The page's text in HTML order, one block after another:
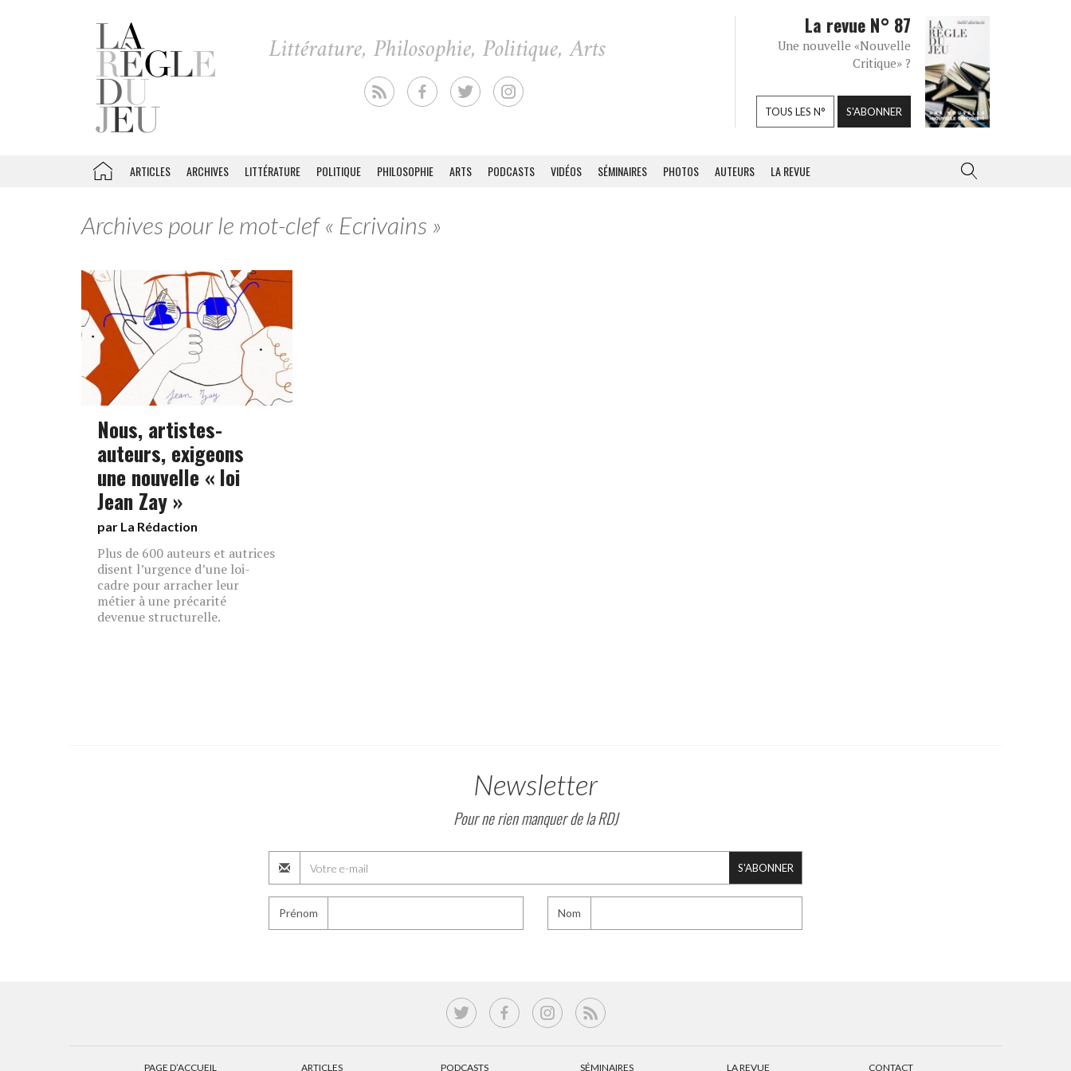
La revue N° 87
Une nouvelle «Nouvelle
Critique» ?
TOUS LES N° S'ABONNER
ARTICLES ARCHIVES LITTÉRATURE POLITIQUE PHILOSOPHIE ARTS PODCASTS VIDÉOS SÉMINAIRES PHOTOS AUTEURS LA REVUE
Archives pour le mot-clef « Ecrivains »
Nous, artistes-
auteurs, exigeons
une nouvelle « loi
Jean Zay »
par La Rédaction
Plus de 600 auteurs et autrices
disent l’urgence d’une loi-
cadre pour arracher leur
métier à une précarité
devenue structurelle.
Newsletter
Pour ne rien manquer de la RDJ
S'ABONNER
Prénom Nom
PAGE D’ACCUEIL ARTICLES PODCASTS SÉMINAIRES LA REVUE CONTACT